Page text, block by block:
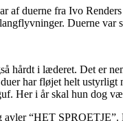
af duerne fra Ivo
Duerne var
hårdt i læderet. Det er
har fløjet helt
i år skal hun dog
avler “HET